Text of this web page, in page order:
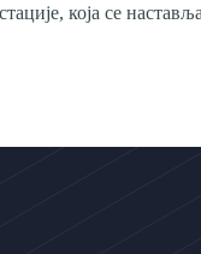
која се